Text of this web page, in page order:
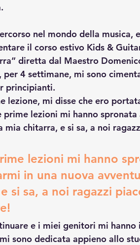
nel mondo della musica,
il corso estivo Kids &
diretta dal Maestro
per 4 settimane, mi sono
principianti.
lezione, mi disse che ero
lezioni mi hanno
mia chitarra, e si sa, a noi
lezioni mi hanno
in una nuova
si sa, a noi ragazzi
e i miei genitori mi
sono dedicata appieno allo